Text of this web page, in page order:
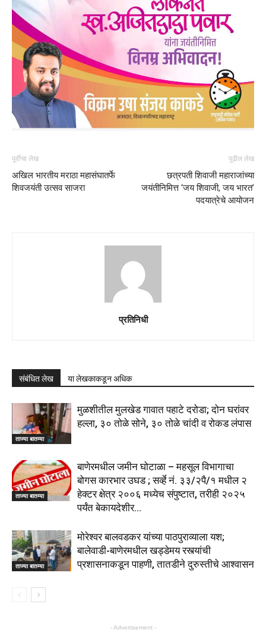
पूर्वीचा लेख
अखिल भारतीय मराठा महासंघातर्फे
शिवजयंती उत्सव साजरा
पुढील लेख
छत्रपती शिवाजी महाराजांच्या
जयंतीनिमित्त ‘जय शिवाजी, जय भारत’
पदयात्रेचे आयोजन
प्रतिनिधी
संबंधित लेख या लेखकाकडून अधिक
ताज्या बातम्या
मुळशीतील मुलखेड गावात पहाटे दरोडा; दोन घरांवर
हल्ला, ३० तोळे सोने, ३० तोळे चांदी व रोकड लंपास
ताज्या बातम्या
बाणेरमधील जमीन घोटाळा – महसूल विभागाचा
बोगस कारभार उघड ; सर्व्हे नं. ३३/२पै/१ मधील २
हेक्टर क्षेत्र २००६ मध्येच संपुष्टात, तरीही २०२५
पर्यंत बेकायदेशीर...
ताज्या बातम्या
मोरेश्वर बालवडकर यांच्या पाठपुराव्याला यश;
बालेवाडी-बाणेरमधील खड्डेमय रस्त्यांची
प्रशासनाकडून पाहणी, तातडीने दुरुस्तीचे आश्वासन
- Advertisement -